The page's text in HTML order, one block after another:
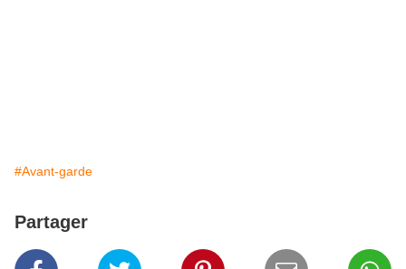
#Avant-garde
Partager